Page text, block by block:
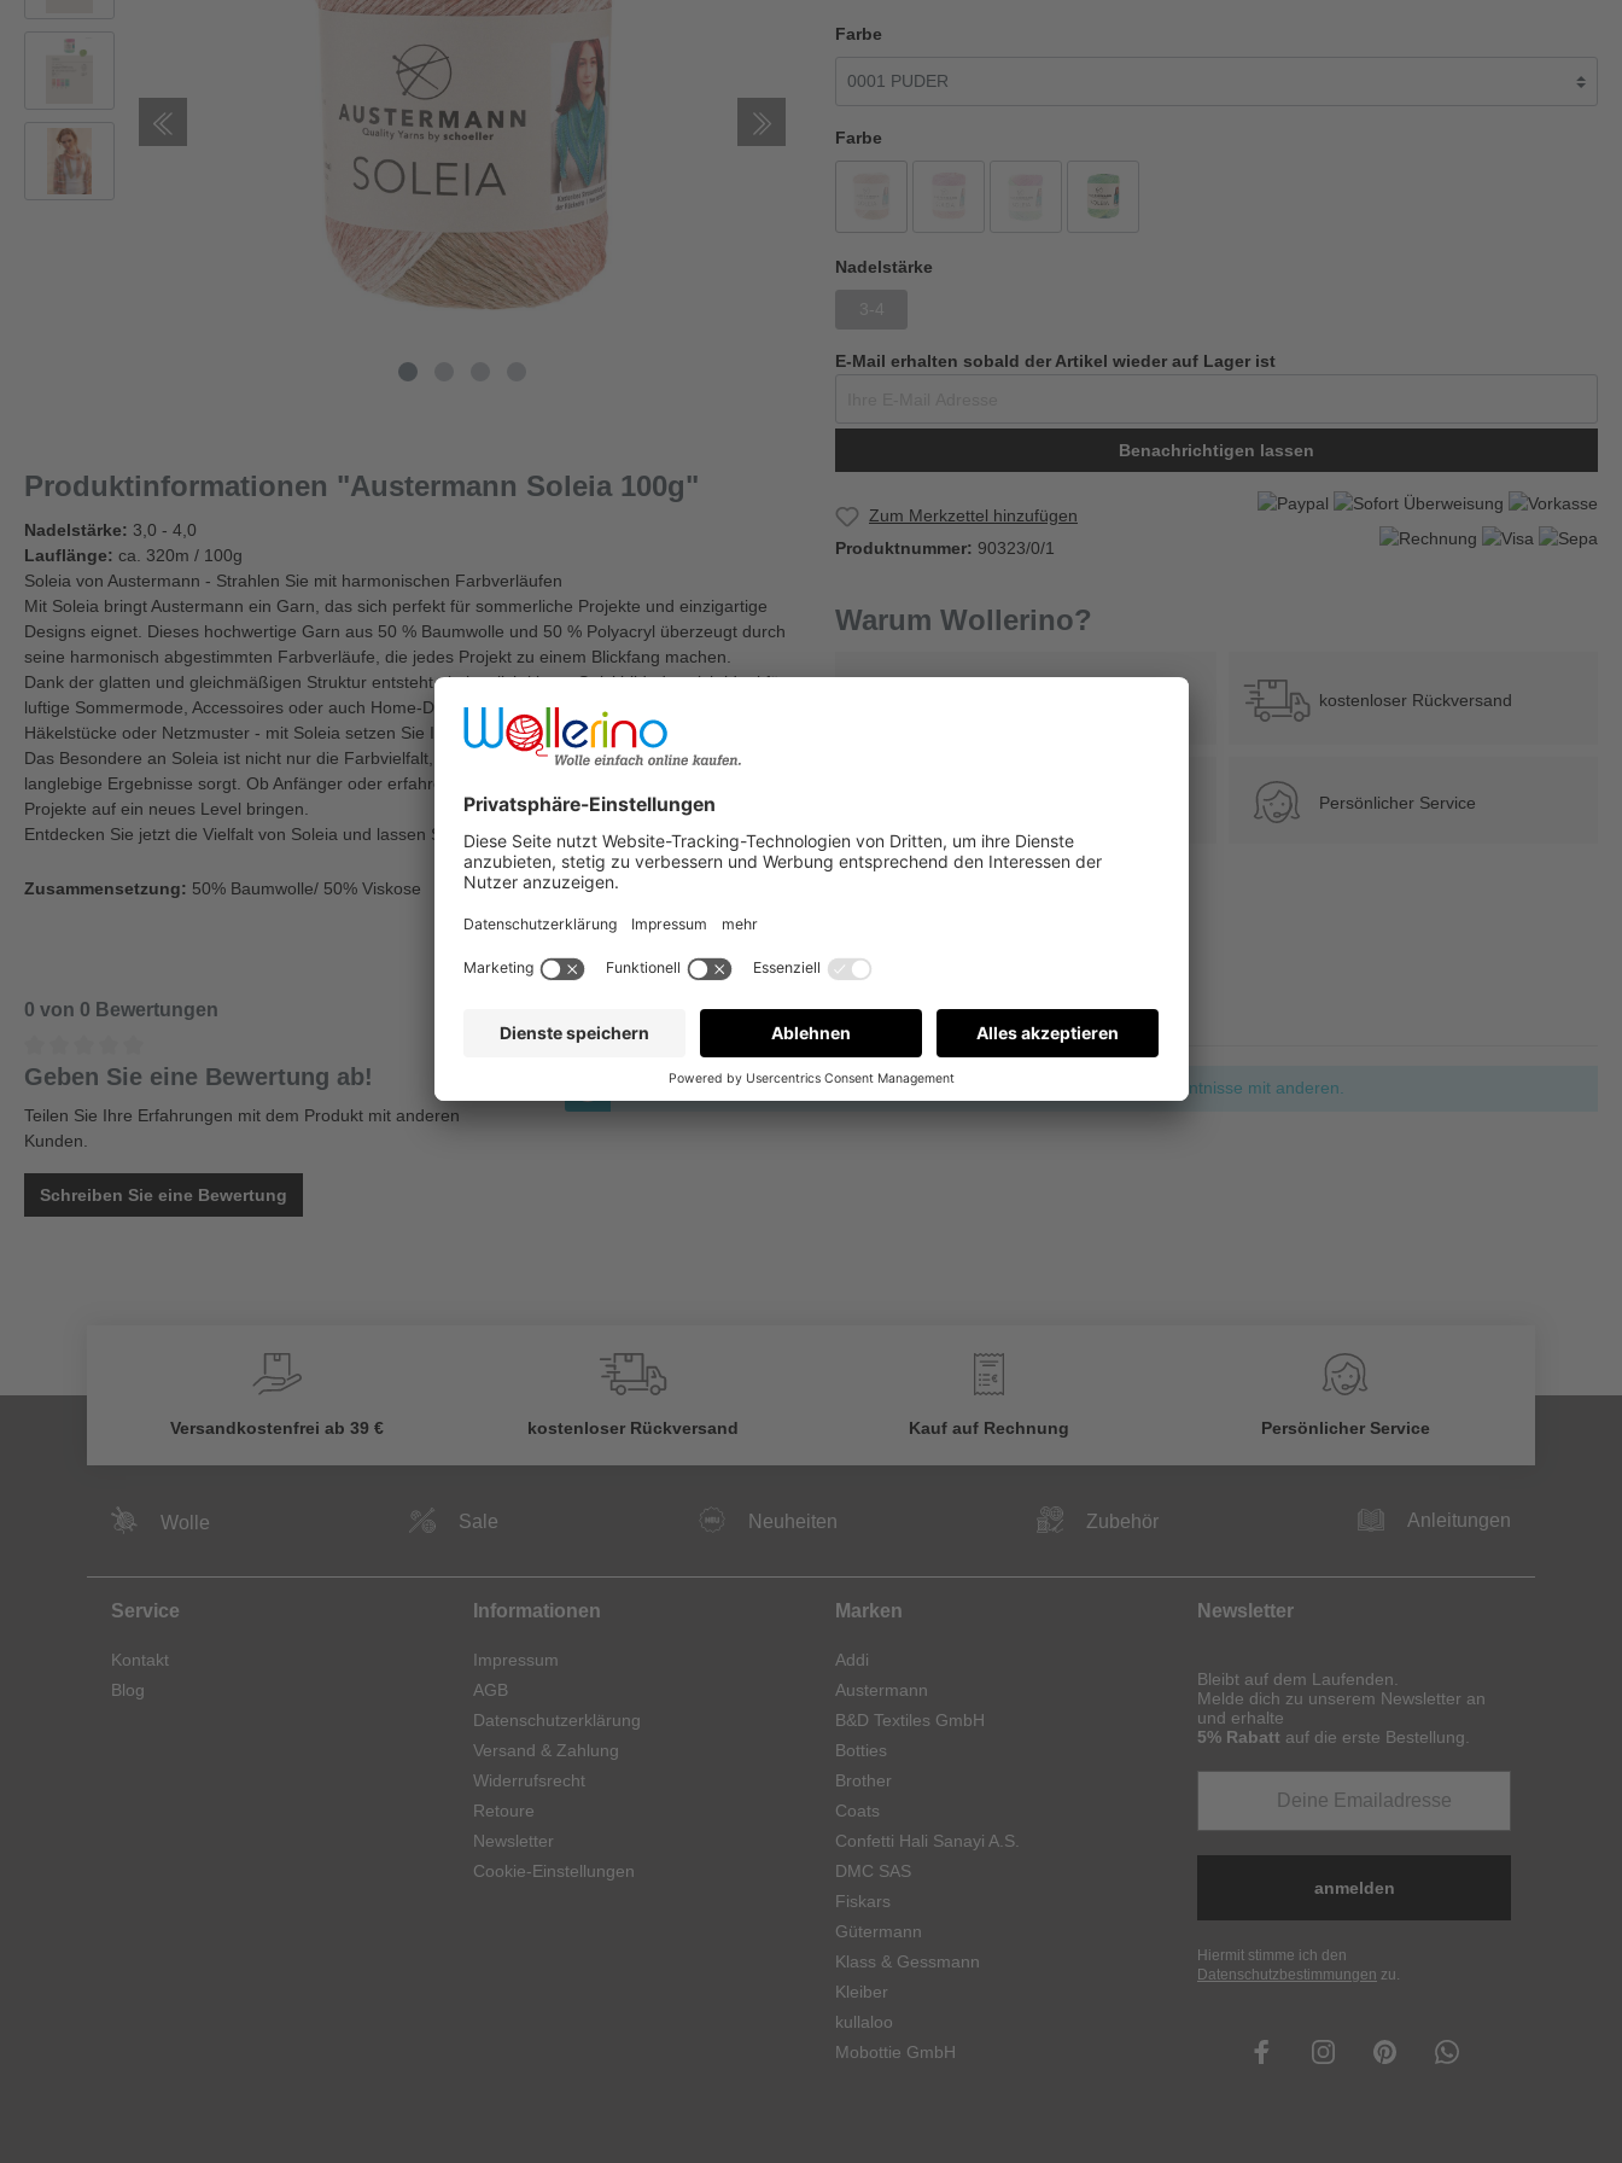
Produktinformationen "Austermann Soleia 100g"
Nadelstärke: 3,0 - 4,0
Lauflänge: ca. 320m / 100g
Soleia von Austermann - Strahlen Sie mit harmonischen Farbverläufen
Mit Soleia bringt Austermann ein Garn, das sich perfekt für sommerliche Projekte und einzigartige
Designs eignet. Dieses hochwertige Garn aus 50 % Baumwolle und 50 % Polyacryl überzeugt durch
seine harmonisch abgestimmten Farbverläufe, die jedes Projekt zu einem Blickfang machen.
Dank der glatten und gleichmäßigen Struktur entsteht ein herrlich klares Strickbild, das sich ideal für
luftige Sommermode, Accessoires oder auch Home-Deko eignet. Egal ob Tops, Tücher,
Häkelstücke oder Netzmuster - mit Soleia setzen Sie Ihre kreativen Ideen perfekt um.
Das Besondere an Soleia ist nicht nur die Farbvielfalt, sondern auch die hohe Qualität, die für
langlebige Ergebnisse sorgt. Ob Anfänger oder erfahrene Handarbeiter - dieses Garn wird Ihre
Projekte auf ein neues Level bringen.
Entdecken Sie jetzt die Vielfalt von Soleia und lassen Sie Ihrer Kreativität freien Lauf!
Zusammensetzung: 50% Baumwolle/ 50% Viskose
Farbe
Farbe
Nadelstärke
E-Mail erhalten sobald der Artikel wieder auf Lager ist
Benachrichtigen lassen
Zum Merkzettel hinzufügen
Produktnummer: 90323/0/1
Warum Wollerino?
kostenloser Rückversand
Persönlicher Service
0 von 0 Bewertungen
Geben Sie eine Bewertung ab!
Teilen Sie Ihre Erfahrungen mit dem Produkt mit anderen
Kunden.
Schreiben Sie eine Bewertung
Bewertungen nur in der aktuellen Sprache anzeigen.
Keine Bewertungen gefunden. Gehen Sie voran und teilen Sie Ihre Erkenntnisse mit anderen.
Versandkostenfrei ab 39 € kostenloser Rückversand
€
Kauf auf Rechnung Persönlicher Service
Wolle Sale Neuheiten Zubehör Anleitungen
Service
Kontakt
Blog
Informationen
Impressum
AGB
Datenschutzerklärung
Versand & Zahlung
Widerrufsrecht
Retoure
Newsletter
Cookie-Einstellungen
Marken
Addi
Austermann
B&D Textiles GmbH
Botties
Brother
Coats
Confetti Hali Sanayi A.S.
DMC SAS
Fiskars
Gütermann
Klass & Gessmann
Kleiber
kullaloo
Mobottie GmbH
Newsletter
Bleibt auf dem Laufenden.
Melde dich zu unserem Newsletter an
und erhalte
5% Rabatt auf die erste Bestellung.
anmelden
Hiermit stimme ich den
Datenschutzbestimmungen zu.